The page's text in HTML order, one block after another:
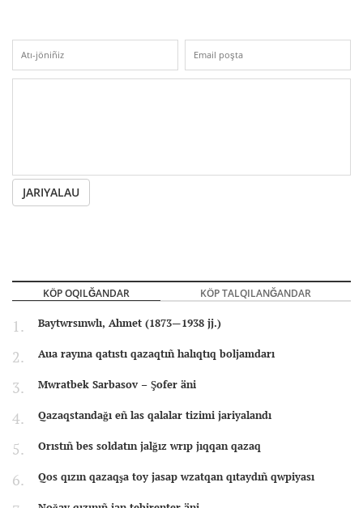
JARIYALAU
KÖP OQILĞANDAR KÖP TALQILANĞANDAR
Baytwrsınwlı, Ahmet (1873—1938 jj.)
Aua rayına qatıstı qazaqtıñ halıqtıq boljamdarı
Mwratbek Sarbasov – Şofer äni
Qazaqstandağı eñ las qalalar tizimi jariyalandı
Orıstıñ bes soldatın jalğız wrıp jıqqan qazaq
Qos qızın qazaqşa toy jasap wzatqan qıtaydıñ qwpiyası